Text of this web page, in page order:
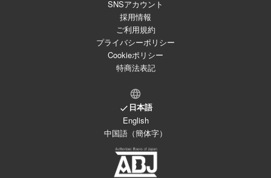
SNSアカウント
採用情報
ご利用規約
プライバシーポリシー
Cookieポリシー
特商法表記
日本語
English
中国語（簡体字）